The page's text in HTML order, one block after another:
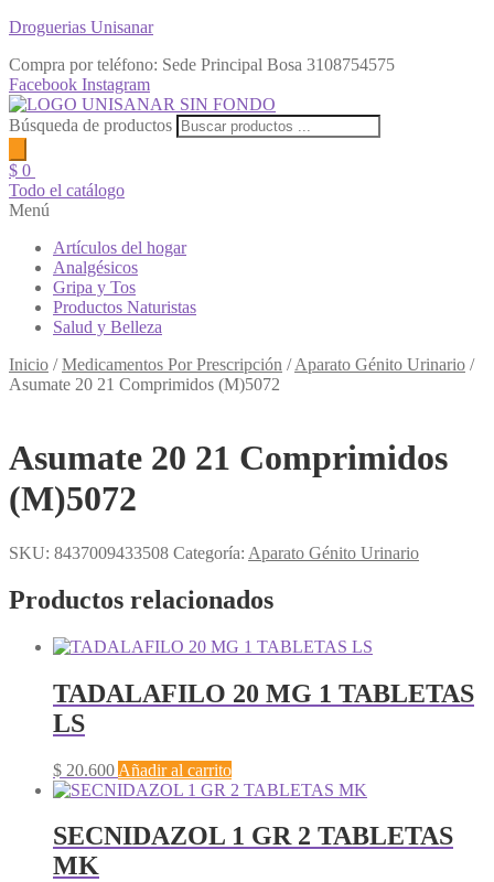
Droguerias Unisanar
Compra por teléfono: Sede Principal Bosa 3108754575
Facebook Instagram
Búsqueda de productos
$ 0
Todo el catálogo
Menú
Artículos del hogar
Analgésicos
Gripa y Tos
Productos Naturistas
Salud y Belleza
Inicio /Medicamentos Por Prescripción /Aparato Génito Urinario /
Asumate 20 21 Comprimidos (M)5072
Asumate 20 21 Comprimidos
(M)5072
SKU: 8437009433508 Categoría: Aparato Génito Urinario
Productos relacionados
TADALAFILO 20 MG 1 TABLETAS
LS
$ 20.600 Añadir al carrito
SECNIDAZOL 1 GR 2 TABLETAS
MK